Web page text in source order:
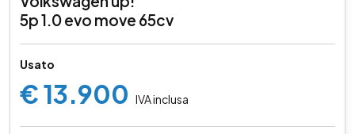
5p 1.0 evo move 65cv
Usato
€ 13.900 IVA inclusa